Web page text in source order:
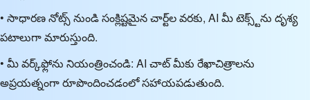
• సాధారణ నోట్స్ నుండి సంక్లిష్టమైన చార్ట్‌ల వరకు, AI మీ టెక్స్ట్‌ను దృశ్య
పటాలుగా మారుస్తుంది.
• మీ వర్క్‌ఫ్లోను నియంత్రించండి: AI చాట్ మీకు రేఖాచిత్రాలను
అప్రయత్నంగా రూపొందించడంలో సహాయపడుతుంది.